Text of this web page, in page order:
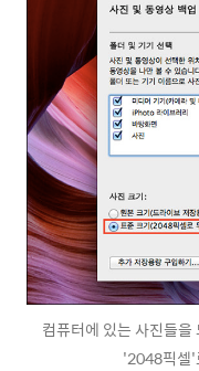
컴퓨터에 있는 사진들
'2048픽셀'